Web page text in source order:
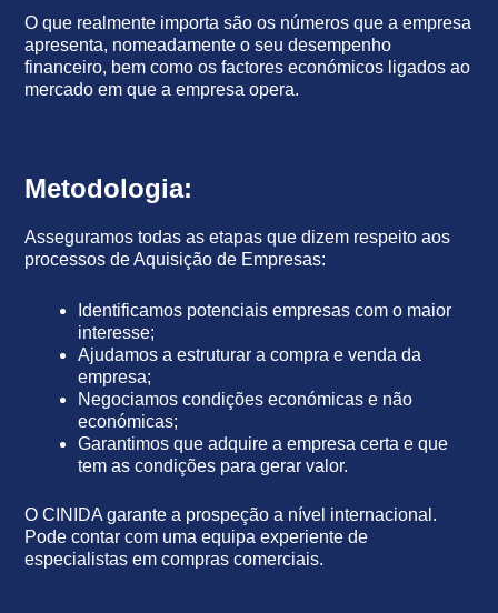
O que realmente importa são os números que a empresa
apresenta, nomeadamente o seu desempenho
financeiro, bem como os factores económicos ligados ao
mercado em que a empresa opera.
Metodologia:
Asseguramos todas as etapas que dizem respeito aos
processos de Aquisição de Empresas:
Identificamos potenciais empresas com o maior
interesse;
Ajudamos a estruturar a compra e venda da
empresa;
Negociamos condições económicas e não
económicas;
Garantimos que adquire a empresa certa e que
tem as condições para gerar valor.
O CINIDA garante a prospeção a nível internacional.
Pode contar com uma equipa experiente de
especialistas em compras comerciais.